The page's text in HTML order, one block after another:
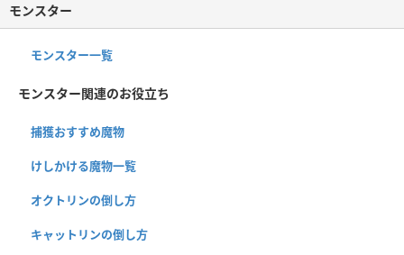
モンスター
モンスター一覧
モンスター関連のお役立ち
捕獲おすすめ魔物
けしかける魔物一覧
オクトリンの倒し方
キャットリンの倒し方